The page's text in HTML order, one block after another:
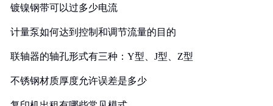
镀镍钢带可以过多少电流
计量泵如何达到控制和调节流量的目的
联轴器的轴孔形式有三种：Y型、J型、Z型
不锈钢材质厚度允许误差是多少